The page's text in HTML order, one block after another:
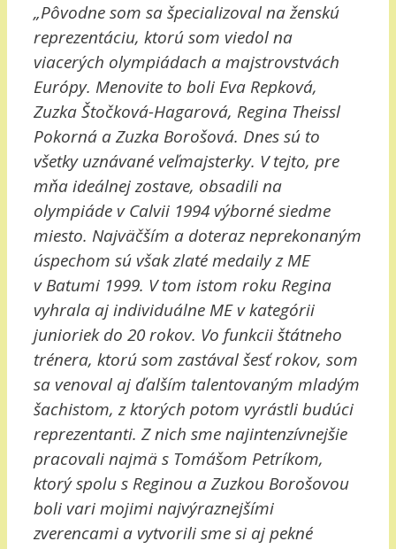
„Pôvodne som sa špecializoval na ženskú
reprezentáciu, ktorú som viedol na
viacerých olympiádach a majstrovstvách
Európy. Menovite to boli Eva Repková,
Zuzka Štočková-Hagarová, Regina Theissl
Pokorná a Zuzka Borošová. Dnes sú to
všetky uznávané veľmajsterky. V tejto, pre
mňa ideálnej zostave, obsadili na
olympiáde v Calvii 1994 výborné siedme
miesto. Najväčším a doteraz neprekonaným
úspechom sú však zlaté medaily z ME
v Batumi 1999. V tom istom roku Regina
vyhrala aj individuálne ME v kategórii
junioriek do 20 rokov. Vo funkcii štátneho
trénera, ktorú som zastával šesť rokov, som
sa venoval aj ďalším talentovaným mladým
šachistom, z ktorých potom vyrástli budúci
reprezentanti. Z nich sme najintenzívnejšie
pracovali najmä s Tomášom Petríkom,
ktorý spolu s Reginou a Zuzkou Borošovou
boli vari mojimi najvýraznejšími
zverencami a vytvorili sme si aj pekné